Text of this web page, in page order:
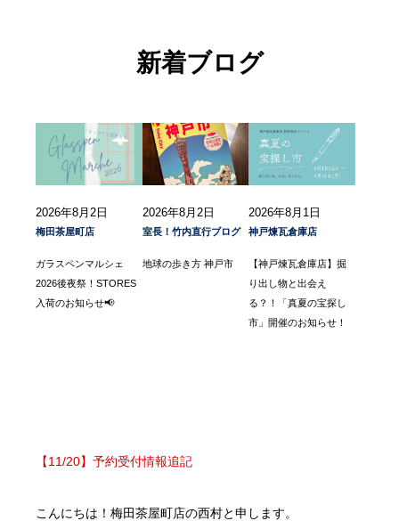
新着ブログ
2026年8月2日
梅田茶屋町店
ガラスペンマルシェ
2026後夜祭！STORES
入荷のお知らせ📢
2026年8月2日
室長！竹内直行ブログ
地球の歩き方 神戸市
2026年8月1日
神戸煉瓦倉庫店
【神戸煉瓦倉庫店】掘
り出し物と出会え
る？！「真夏の宝探し
市」開催のお知らせ！
【11/20】予約受付情報追記
こんにちは！梅田茶屋町店の西村と申します。